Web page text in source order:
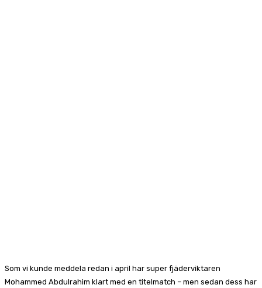
Som vi kunde meddela redan i april har super fjäderviktaren
Mohammed Abdulrahim klart med en titelmatch – men sedan dess har